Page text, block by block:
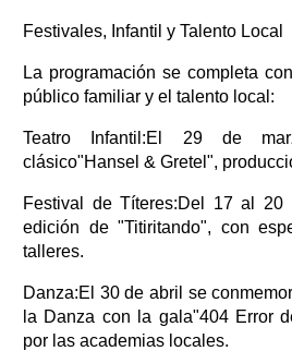
Festivales, Infantil y Talento Local
La programación se completa
público familiar y el talento local:
Teatro Infantil:El 29 de
clásico"Hansel & Gretel",
Festival de Títeres:Del 17 al
edición de "Titiritando", con
talleres.
Danza:El 30 de abril se
la Danza con la gala"404 Error
por las academias locales.